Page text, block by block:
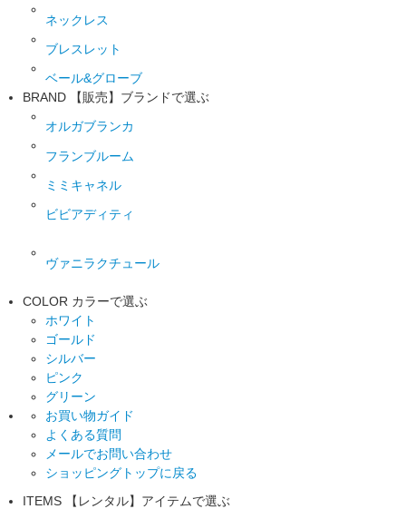
ネックレス
ブレスレット
ベール&グローブ
BRAND
【販売】ブランドで選ぶ
オルガブランカ
フランブルーム
ミミキャネル
ビビアディティ
ヴァニラクチュール
COLOR カラーで選ぶ
ホワイト
ゴールド
シルバー
ピンク
グリーン
お買い物ガイド
よくある質問
メールでお問い合わせ
ショッピングトップに戻る
ITEMS
【レンタル】アイテムで選ぶ